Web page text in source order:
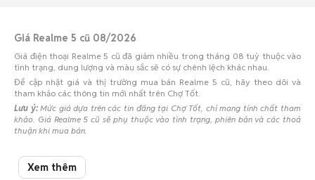
Giá Realme 5 cũ 08/2026
Giá điện thoại Realme 5 cũ đã giảm nhiều trong tháng 08 tuỳ thuộc vào
tình trạng, dung lượng và màu sắc sẽ có sự chênh lệch khác nhau.
Để cập nhật giá và thị trường mua bán Realme 5 cũ, hãy theo dõi và
tham khảo các thông tin mới nhất trên Chợ Tốt.
Lưu ý:Mức giá dựa trên các tin đăng tại Chợ Tốt, chỉ mang tính chất tham
khảo. Giá Realme 5 cũ sẽ phụ thuộc vào tình trạng, phiên bản và các thoả
thuận khi mua bán.
Mua bán Realme 5 cũ
Chợ Tốt có 47 tin đăng bán, mua Realme 5 cũ với nhiều khoảng giá giúp
Xem thêm